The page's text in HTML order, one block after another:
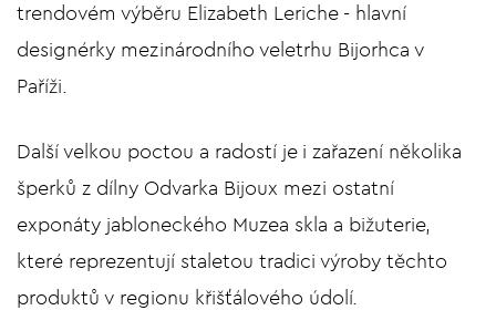
trendovém výběru Elizabeth Leriche - hlavní
designérky mezinárodního veletrhu Bijorhca v
Paříži.
Další velkou poctou a radostí je i zařazení několika
šperků z dílny Odvarka Bijoux mezi ostatní
exponáty jabloneckého Muzea skla a bižuterie,
které reprezentují staletou tradici výroby těchto
produktů v regionu křišťálového údolí.